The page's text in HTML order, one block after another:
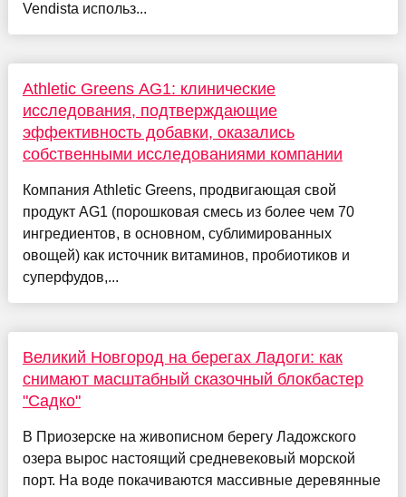
Vendista использ...
Athletic Greens AG1: клинические
исследования, подтверждающие
эффективность добавки, оказались
собственными исследованиями компании
Компания Athletic Greens, продвигающая свой
продукт AG1 (порошковая смесь из более чем 70
ингредиентов, в основном, сублимированных
овощей) как источник витаминов, пробиотиков и
суперфудов,...
Великий Новгород на берегах Ладоги: как
снимают масштабный сказочный блокбастер
"Садко"
В Приозерске на живописном берегу Ладожского
озера вырос настоящий средневековый морской
порт. На воде покачиваются массивные деревянные